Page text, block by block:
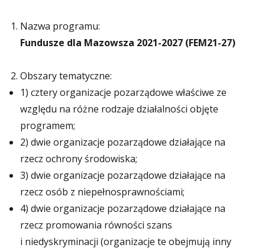
Nazwa programu:
Fundusze dla Mazowsza 2021-2027 (FEM21-27)
Obszary tematyczne:
1) cztery organizacje pozarządowe właściwe ze
względu na różne rodzaje działalności objęte
programem;
2) dwie organizacje pozarządowe działające na
rzecz ochrony środowiska;
3) dwie organizacje pozarządowe działające na
rzecz osób z niepełnosprawnościami;
4) dwie organizacje pozarządowe działające na
rzecz promowania równości szans
i niedyskryminacji (organizacje te obejmują inny